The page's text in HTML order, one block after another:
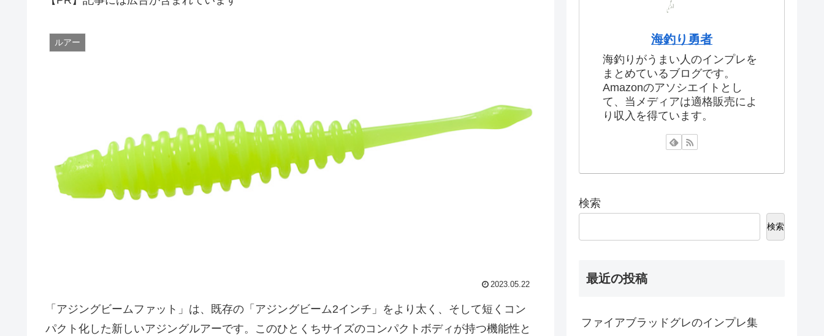
ルアー
2023.05.22
「アジングビームファット」は、既存の「アジングビーム2インチ」をより太く、そして短くコン
パクト化した新しいアジングルアーです。このひとくちサイズのコンパクトボディが持つ機能性と
海釣り勇者
海釣りがうまい人のインプレを
まとめているブログです。
Amazonのアソシエイトとし
て、当メディアは適格販売によ
り収入を得ています。
検索
検索
最近の投稿
ファイアブラッドグレのインプレ集